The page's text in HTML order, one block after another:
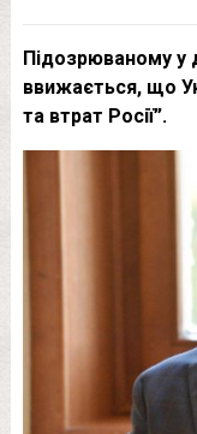
Підозрюваному у
ввижається, що
та втрат Росії”.